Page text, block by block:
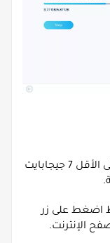
رجاءً تأكد أن الكمبيوتر الخاص بك به على الأقل 7 جيجابايت
اضغط على زر